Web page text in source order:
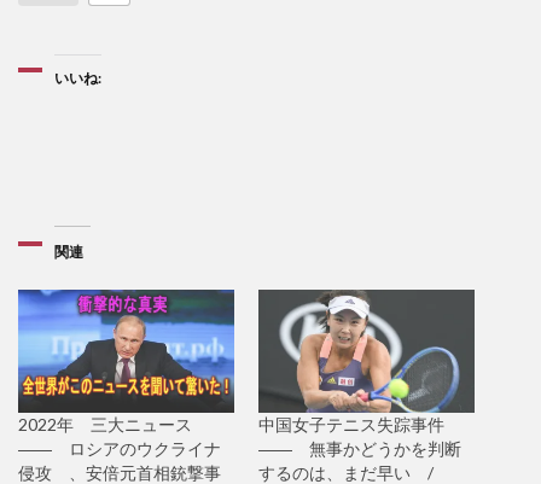
いいね:
関連
2022年 三大ニュース
―― ロシアのウクライナ
侵攻 、安倍元首相銃撃事
中国女子テニス失踪事件
―― 無事かどうかを判断
するのは、まだ早い /